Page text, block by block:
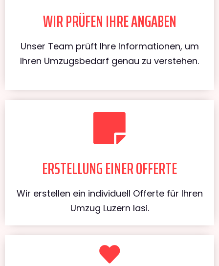
WIR PRÜFEN IHRE ANGABEN
Unser Team prüft Ihre Informationen, um
Ihren Umzugsbedarf genau zu verstehen.
ERSTELLUNG EINER OFFERTE
Wir erstellen ein individuell Offerte für Ihren
Umzug Luzern Iasi.